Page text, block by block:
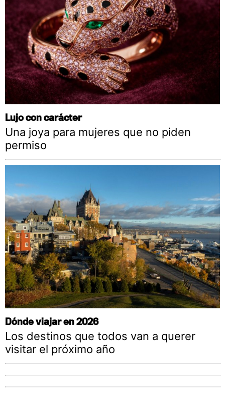
Lujo con carácter
Una joya para mujeres que no piden
permiso
Dónde viajar en 2026
Los destinos que todos van a querer
visitar el próximo año